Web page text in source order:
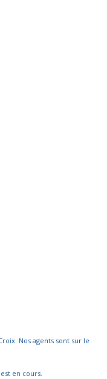
Nos agents sont sur le
en cours.